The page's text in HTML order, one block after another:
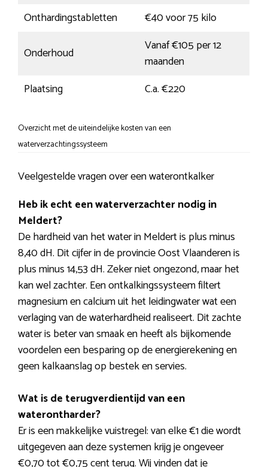
Onthardingstabletten
€40 voor 75 kilo
Onderhoud
Vanaf €105 per 12
maanden
Plaatsing
C.a. €220
Overzicht met de uiteindelijke kosten van een
waterverzachtingssysteem
Veelgestelde vragen over een waterontkalker
Heb ik echt een waterverzachter nodig in
Meldert?
De hardheid van het water in Meldert is plus minus
8,40 dH. Dit cijfer in de provincie Oost Vlaanderen is
plus minus 14,53 dH. Zeker niet ongezond, maar het
kan wel zachter. Een ontkalkingssysteem filtert
magnesium en calcium uit het leidingwater wat een
verlaging van de waterhardheid realiseert. Dit zachte
water is beter van smaak en heeft als bijkomende
voordelen een besparing op de energierekening en
geen kalkaanslag op bestek en servies.
Wat is de terugverdientijd van een
waterontharder?
Er is een makkelijke vuistregel: van elke €1 die wordt
uitgegeven aan deze systemen krijg je ongeveer
€0,70 tot €0,75 cent terug. Wij vinden dat je